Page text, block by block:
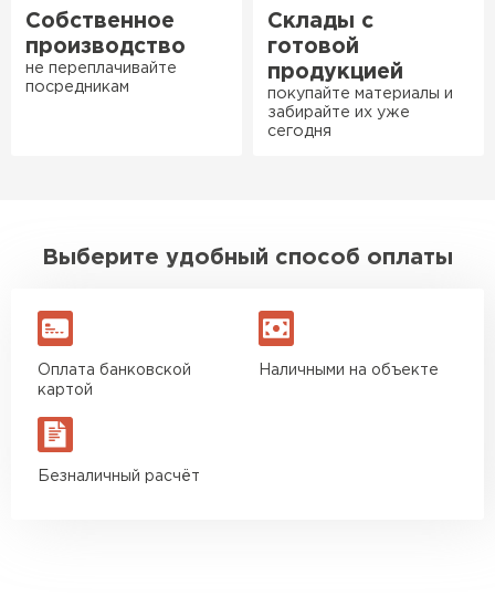
сарае. Материал плотный,
лёгкий, укладывать просто,
крошится минимально.
Доставили быстро,
Михайлов
Искал определённый
утеплитель для гаража, чтобы
обеспечить и теплоизоляцию, и
шумоизоляцию. Оперативно
проконсультировали, спасибо
менеджерам. Остановил свой
Собственное
производство
не переплачивайте
посредникам
Склады с
готовой
продукцией
покупайте материалы и
забирайте их уже
сегодня
Выберите удобный способ оплаты
Оплата банковской
картой
Наличными на объекте
Безналичный расчёт
ПЕРЕЙТИ